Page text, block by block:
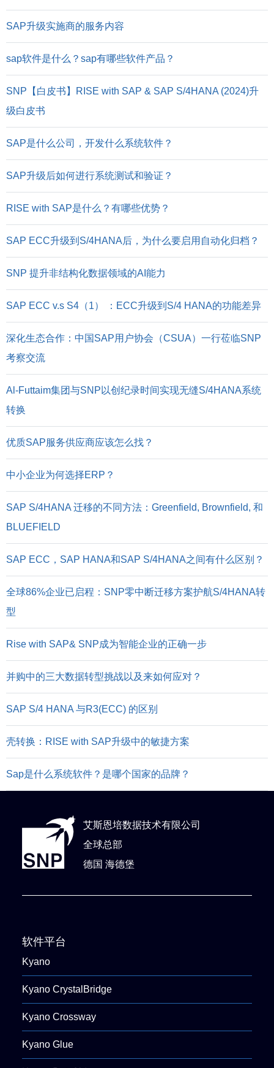
SAP升级实施商的服务内容
sap软件是什么？sap有哪些软件产品？
SNP【白皮书】RISE with SAP & SAP S/4HANA (2024)升
级白皮书
SAP是什么公司，开发什么系统软件？
SAP升级后如何进行系统测试和验证？
RISE with SAP是什么？有哪些优势？
SAP ECC升级到S/4HANA后，为什么要启用自动化归档？
SNP 提升非结构化数据领域的AI能力
SAP ECC v.s S4（1） ：ECC升级到S/4 HANA的功能差异
深化生态合作：中国SAP用户协会（CSUA）一行莅临SNP
考察交流
Al-Futtaim集团与SNP以创纪录时间实现无缝S/4HANA系统
转换
优质SAP服务供应商应该怎么找？
中小企业为何选择ERP？
SAP S/4HANA 迁移的不同方法：Greenfield, Brownfield, 和
BLUEFIELD
SAP ECC，SAP HANA和SAP S/4HANA之间有什么区别？
全球86%企业已启程：SNP零中断迁移方案护航S/4HANA转
型
Rise with SAP& SNP成为智能企业的正确一步
并购中的三大数据转型挑战以及来如何应对？
SAP S/4 HANA 与R3(ECC) 的区别
壳转换：RISE with SAP升级中的敏捷方案
Sap是什么系统软件？是哪个国家的品牌？
艾斯恩培数据技术有限公司
全球总部
德国 海德堡
软件平台
Kyano
Kyano CrystalBridge
Kyano Crossway
Kyano Glue